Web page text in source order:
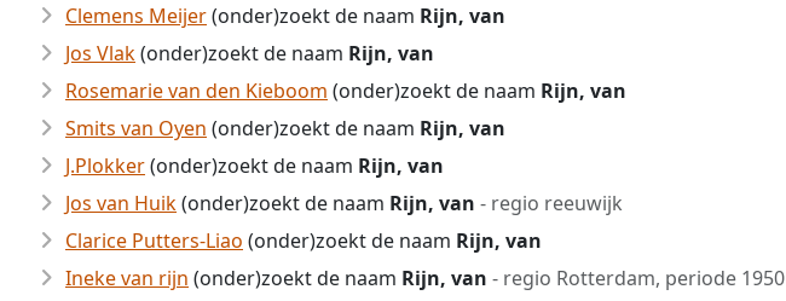
Clemens Meijer(onder)zoekt de naam Rijn, van
Jos Vlak(onder)zoekt de naam Rijn, van
Rosemarie van den Kieboom (onder)zoekt de naam Rijn, van
Smits van Oyen (onder)zoekt de naam Rijn, van
J.Plokker(onder)zoekt de naam Rijn, van
Jos van Huik(onder)zoekt de naam Rijn, van - regio reeuwijk
Clarice Putters-Liao (onder)zoekt de naam Rijn, van
Ineke van rijn (onder)zoekt de naam Rijn, van - regio Rotterdam, periode 1950